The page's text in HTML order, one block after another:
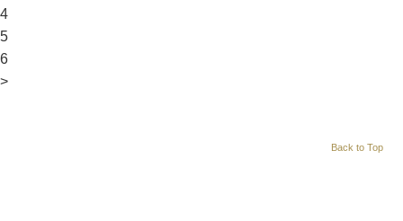
4
5
6
>
Back to Top